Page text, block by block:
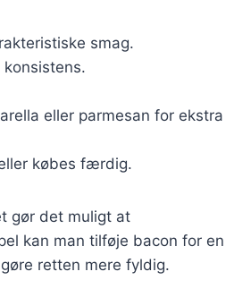
smag.
eller parmesan for ekstra
købes færdig.
gør det muligt at
kan man tilføje bacon for en
retten mere fyldig.